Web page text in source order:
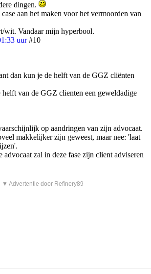
dingen.
aan het maken voor het vermoorden van
wit. Vandaar mijn hyperbool.
uur #10
dan kun je de helft van de GGZ cliënten
van de GGZ clienten een geweldadige
op aandringen van zijn advocaat.
makkelijker zijn geweest, maar nee: 'laat
advocaat zal in deze fase zijn client adviseren
▼ Advertentie door Refinery89